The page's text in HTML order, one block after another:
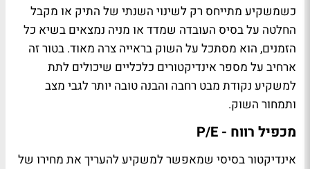
כשמשקיע מתייחס רק לשינוי השנתי של התיק או מקבל
החלטה על בסיס העובדה שמדד או מניה נמצאים בשיא כל
הזמנים, הוא מסתכל על השוק בראייה צרה מאוד. בטור זה
ארחיב על מספר אינדיקטורים כלכליים שיכולים לתת
למשקיע נקודת מבט רחבה והבנה טובה יותר לגבי מצב
ותמחור השוק.
מכפיל רווח - P/E
אינדיקטור בסיסי שמאפשר למשקיע להעריך את מחירו של